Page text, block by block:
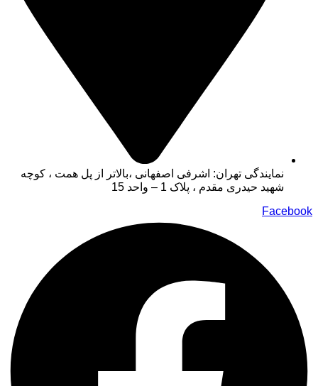
نمایندگی تهران: اشرفی اصفهانی ،بالاتر از پل همت ، کوچه
شهید حیدری مقدم ، پلاک 1 – واحد 15
Facebook